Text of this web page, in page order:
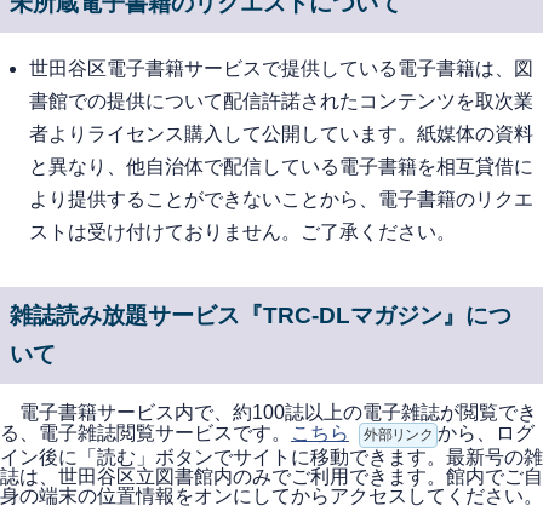
世田谷区電子書籍サービスで提供している電子書籍は、図
書館での提供について配信許諾されたコンテンツを取次業
者よりライセンス購入して公開しています。紙媒体の資料
と異なり、他自治体で配信している電子書籍を相互貸借に
より提供することができないことから、電子書籍のリクエ
ストは受け付けておりません。ご了承ください。
雑誌読み放題サービス『TRC-DLマガジン』につ
いて
電子書籍サービス内で、約100誌以上の電子雑誌が閲覧でき
る、電子雑誌閲覧サービスです。
こちら 外部リンク から、ログ
イン後に「読む」ボタンでサイトに移動できます。最新号の雑
誌は、世田谷区立図書館内のみでご利用できます。館内でご自
身の端末の位置情報をオンにしてからアクセスしてください。